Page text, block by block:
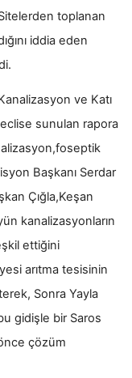
toplanan
iddia eden
ve Katı
sunulan rapora
Başkanı Serdar
Çığla,Keşan
kanalizasyonların
ettiğini
arıtma tesisinin
Sonra Yayla
gidişle bir Saros
çözüm